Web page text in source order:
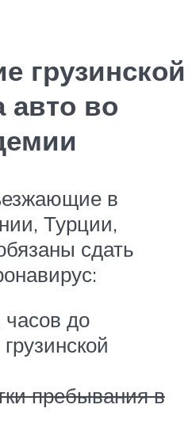
грузинской
авто во
в
Турции,
сдать
часов до
пребывания в